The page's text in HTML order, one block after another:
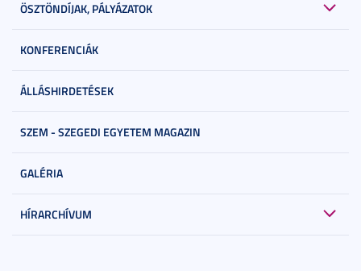
ÖSZTÖNDÍJAK, PÁLYÁZATOK
KONFERENCIÁK
ÁLLÁSHIRDETÉSEK
SZEM - SZEGEDI EGYETEM MAGAZIN
GALÉRIA
HÍRARCHÍVUM